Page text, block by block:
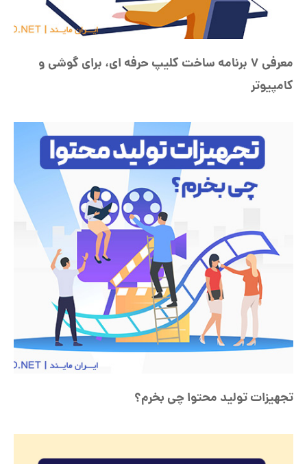
معرفی 7 برنامه ساخت کلیپ حرفه ای، برای گوشی و
کامپیوتر
تجهیزات تولید محتوا چی بخرم؟